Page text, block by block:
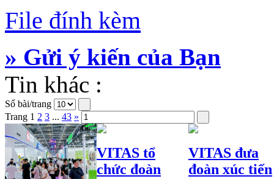
File đính kèm
» Gửi ý kiến của Bạn
Tin khác :
Số bài/trang
Trang 1 2 3 ... 43 »
VITAS tổ
chức đoàn
VITAS đưa
đoàn xúc tiến